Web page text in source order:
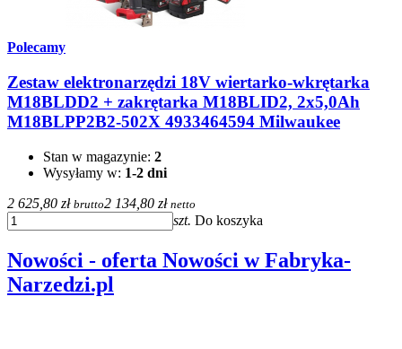
Polecamy
Zestaw elektronarzędzi 18V wiertarko-wkrętarka
M18BLDD2 + zakrętarka M18BLID2, 2x5,0Ah
M18BLPP2B2-502X 4933464594 Milwaukee
Stan w magazynie: 2
Wysyłamy w: 1-2 dni
2 625,80 zł brutto2 134,80 zł netto
szt. Do koszyka
Nowości - oferta Nowości w Fabryka-
Narzedzi.pl